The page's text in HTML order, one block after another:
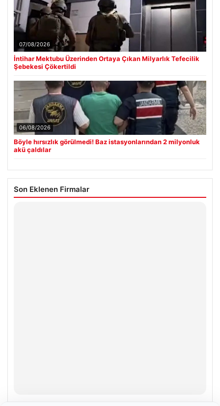
07/08/2026
İntihar Mektubu Üzerinden Ortaya Çıkan Milyarlık Tefecilik
Şebekesi Çökertildi
06/08/2026
Böyle hırsızlık görülmedi! Baz istasyonlarından 2 milyonluk
akü çaldılar
Son Eklenen Firmalar